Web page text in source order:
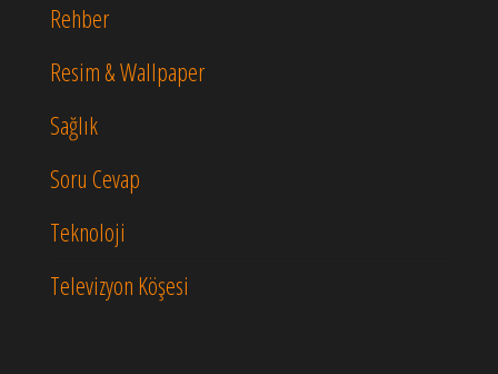
Rehber
Resim & Wallpaper
Sağlık
Soru Cevap
Teknoloji
Televizyon Köşesi